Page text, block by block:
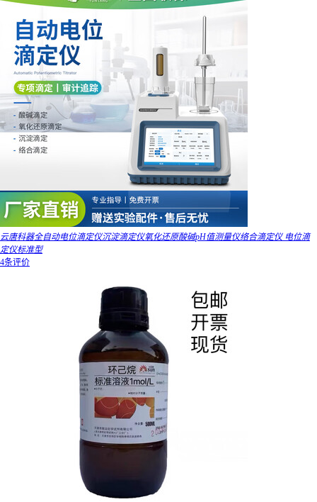
云唐科器全自动电位滴定仪沉淀滴定仪氧化还原酸碱pH值测量仪络合滴定仪 电位滴
定仪标准型
4条评价